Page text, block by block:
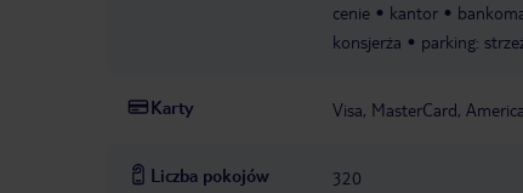
cenie
kantor
konsjerża
parking:
Karty Visa, MasterCard,
Liczba pokojów 320